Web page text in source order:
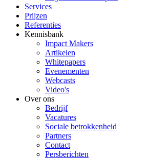
Services
Prijzen
Referenties
Kennisbank
Impact Makers
Artikelen
Whitepapers
Evenementen
Webcasts
Video's
Over ons
Bedrijf
Vacatures
Sociale betrokkenheid
Partners
Contact
Persberichten